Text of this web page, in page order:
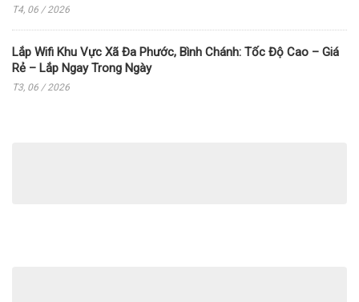
T4, 06 / 2026
Lắp Wifi Khu Vực Xã Đa Phước, Bình Chánh: Tốc Độ Cao – Giá
Rẻ – Lắp Ngay Trong Ngày
T3, 06 / 2026